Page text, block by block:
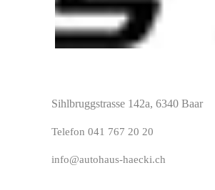
Sihlbruggstrasse 142a, 6340 Baar
Telefon 041 767 20 20
info@autohaus-haecki.ch